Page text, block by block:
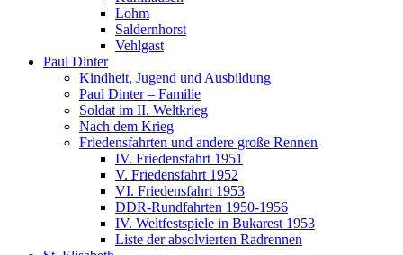
Lohm
Saldernhorst
Vehlgast
Paul Dinter
Kindheit, Jugend und Ausbildung
Paul Dinter – Familie
Soldat im II. Weltkrieg
Nach dem Krieg
Friedensfahrten und andere große Rennen
IV. Friedensfahrt 1951
V. Friedensfahrt 1952
VI. Friedensfahrt 1953
DDR-Rundfahrten 1950-1956
IV. Weltfestspiele in Bukarest 1953
Liste der absolvierten Radrennen